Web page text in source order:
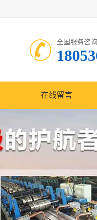
全国服务咨
在线留言